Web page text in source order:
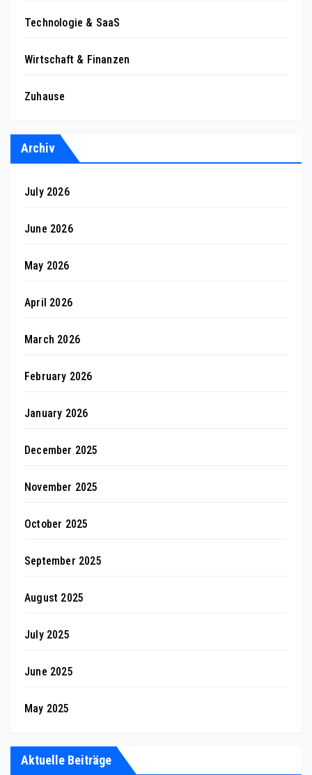
Technologie & SaaS
Wirtschaft & Finanzen
Zuhause
Archiv
July 2026
June 2026
May 2026
April 2026
March 2026
February 2026
January 2026
December 2025
November 2025
October 2025
September 2025
August 2025
July 2025
June 2025
May 2025
Aktuelle Beiträge